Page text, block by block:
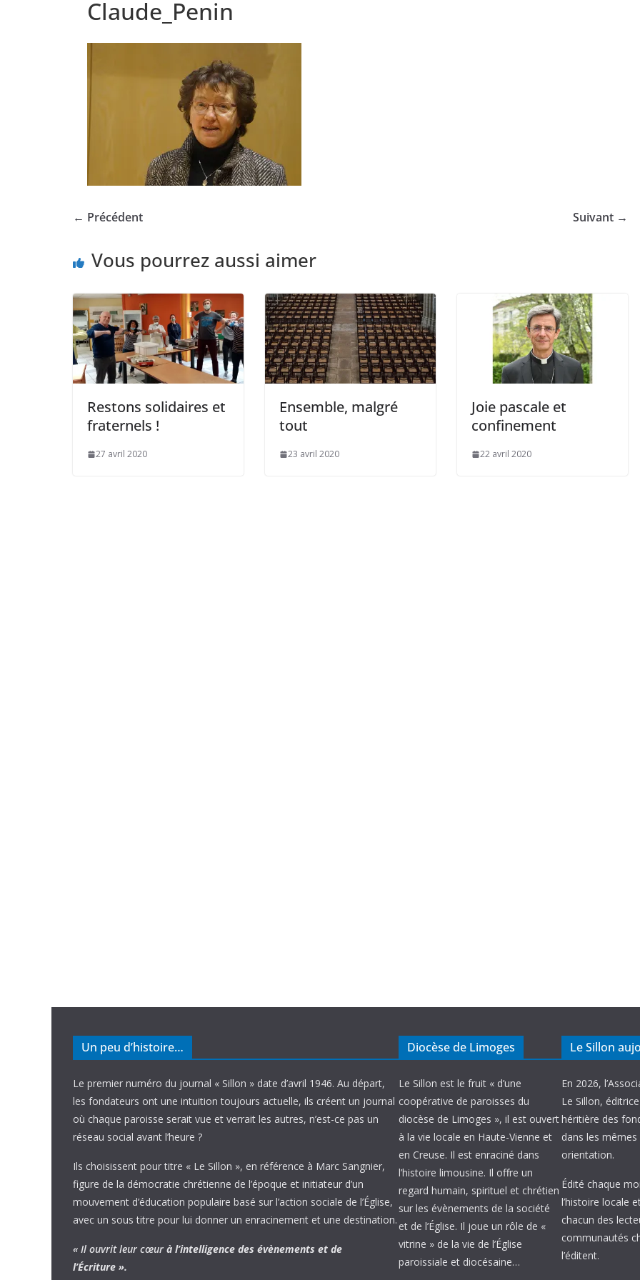
Claude_Penin
← Précédent Suivant →
Vous pourrez aussi aimer
Restons solidaires et
fraternels !
27 avril 2020
Ensemble, malgré
tout
23 avril 2020
Joie pascale et
confinement
22 avril 2020
Un peu d’histoire…
Le premier numéro du journal « Sillon » date d’avril 1946. Au départ,
les fondateurs ont une intuition toujours actuelle, ils créent un journal
où chaque paroisse serait vue et verrait les autres, n’est-ce pas un
réseau social avant l’heure ?
Ils choisissent pour titre « Le Sillon », en référence à Marc Sangnier,
figure de la démocratie chrétienne de l’époque et initiateur d’un
mouvement d’éducation populaire basé sur l’action sociale de l’Église,
avec un sous titre pour lui donner un enracinement et une destination.
« Il ouvrit leur cœur à l’intelligence des évènements et de
l’Écriture ».
Diocèse de Limoges
Le Sillon est le fruit « d’une
coopérative de paroisses du
diocèse de Limoges », il est ouvert
à la vie locale en Haute-Vienne et
en Creuse. Il est enraciné dans
l’histoire limousine. Il offre un
regard humain, spirituel et chrétien
sur les évènements de la société
et de l’Église. Il joue un rôle de «
vitrine » de la vie de l’Église
paroissiale et diocésaine…
Le Sillon
En 2026,
Le Sillon,
héritière des
dans les
orientation.
Édité chaque
l’histoire locale
chacun des
communautés
l’éditent.